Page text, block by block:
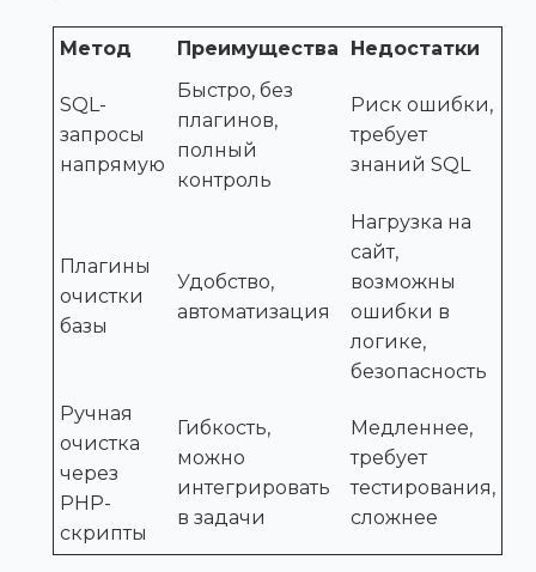
Метод Преимущества Недостатки
SQL-
запросы
напрямую
Быстро, без
плагинов,
полный
контроль
Риск ошибки,
требует
знаний SQL
Плагины
очистки
базы
Удобство,
автоматизация
Нагрузка на
сайт,
возможны
ошибки в
логике,
безопасность
Ручная
очистка
через
PHP-
скрипты
Гибкость,
можно
интегрировать
в задачи
Медленнее,
требует
тестирования,
сложнее